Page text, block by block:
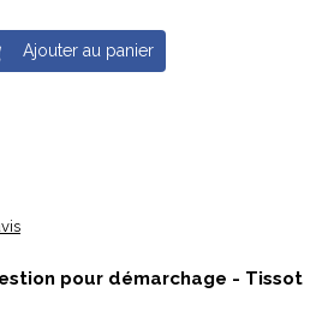
Ajouter au panier
pour démarchage - Tissot